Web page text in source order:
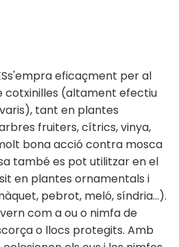
eficaçment per al
cotxinilles (altament efectiu
tant en plantes
fruiters, cítrics, vinya,
bona acció contra mosca
també es pot utilitzar en el
en plantes ornamentals i
pebrot, meló, síndria…).
com a ou o nimfa de
o llocs protegits. Amb